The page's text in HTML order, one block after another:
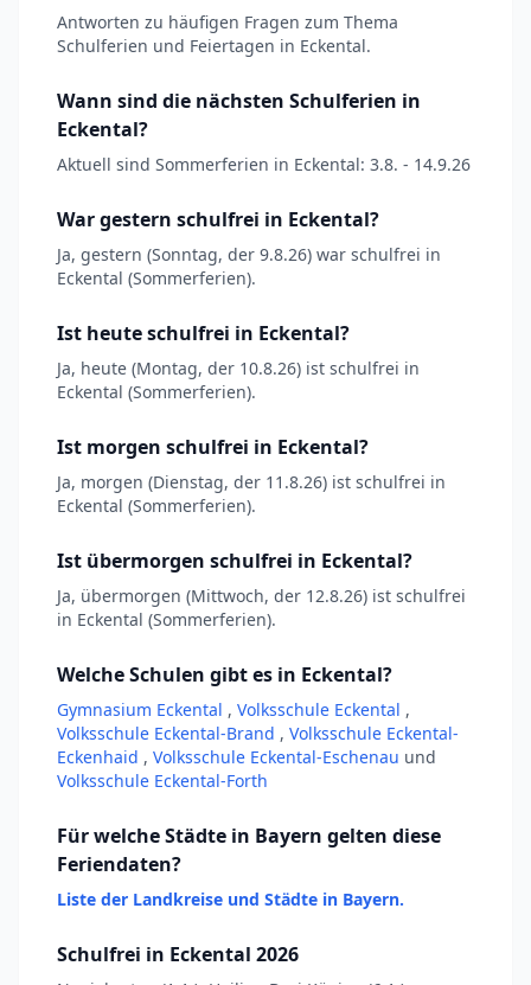
Antworten zu häufigen Fragen zum Thema
Schulferien und Feiertagen in Eckental.
Wann sind die nächsten Schulferien in
Eckental?
Aktuell sind Sommerferien in Eckental: 3.8. - 14.9.26
War gestern schulfrei in Eckental?
Ja, gestern (Sonntag, der 9.8.26) war schulfrei in
Eckental (Sommerferien).
Ist heute schulfrei in Eckental?
Ja, heute (Montag, der 10.8.26) ist schulfrei in
Eckental (Sommerferien).
Ist morgen schulfrei in Eckental?
Ja, morgen (Dienstag, der 11.8.26) ist schulfrei in
Eckental (Sommerferien).
Ist übermorgen schulfrei in Eckental?
Ja, übermorgen (Mittwoch, der 12.8.26) ist schulfrei
in Eckental (Sommerferien).
Welche Schulen gibt es in Eckental?
Gymnasium Eckental , Volksschule Eckental ,
Volksschule Eckental-Brand , Volksschule Eckental-
Eckenhaid , Volksschule Eckental-Eschenau und
Volksschule Eckental-Forth
Für welche Städte in Bayern gelten diese
Feriendaten?
Liste der Landkreise und Städte in Bayern.
Schulfrei in Eckental 2026